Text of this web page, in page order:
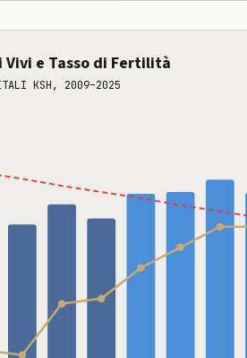
Vivi e Tasso di Fertilità
KSH, 2009–2025